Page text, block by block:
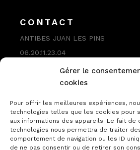
Gérer le
cookies
Pour offrir les meilleures expériences,
technologies telles que les cookies pour
aux informations des appareils. Le fait de
technologies nous permettra de traiter
comportement de navigation ou les ID
de ne pas consentir ou de retirer son
CONTACT
ANTIBES JUAN LES PINS
06.20.11.23.04
contact@veroniquelaures.com